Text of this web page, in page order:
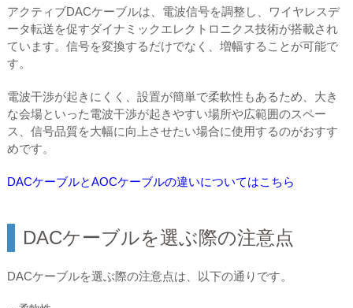
アクティブDACケーブルは、電波信号を調整し、ワイヤレスデ
ータ転送を促すダイナミックエレクトロニクス技術が搭載され
ています。信号を変換するだけでなく、増幅することが可能で
す。
電波干渉が起きにくく、設置が簡単で柔軟性もあるため、大き
な会場といった電波干渉が起きやすい場所や広範囲のスペー
ス、信号品質を大幅に向上させたい場合に使用するのがおすす
めです。
DACケーブルとAOCケーブルの違いについてはこちら
DACケーブルを選ぶ際の注意点
DACケーブルを選ぶ際の注意点は、以下の通りです。